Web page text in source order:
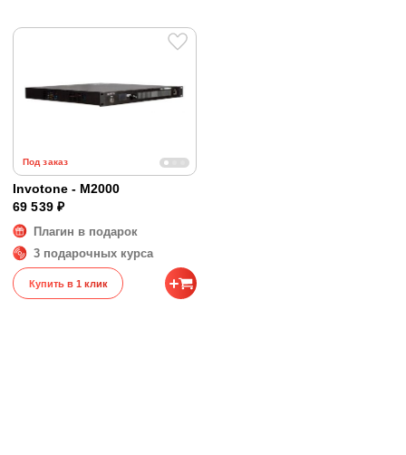
Под заказ
Invotone - M2000
69 539 ₽
Плагин в подарок
3 подарочных курса
Купить в 1 клик